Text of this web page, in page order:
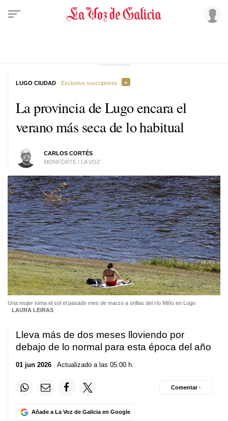
La provincia de Lugo encara el
verano más seca de lo habitual
CARLOS CORTÉS
MONFORTE / LA VOZ
LUGO CIUDAD · Exclusivo suscriptores
Una mujer toma el sol el pasado mes de marzo a orillas del río Miño en Lugo
LAURA LEIRAS
Lleva más de dos meses lloviendo por
debajo de lo normal para esta época del año
01 jun 2026 . Actualizado a las 05:00 h.
Añade a La Voz de Galicia en Google
Comentar ·